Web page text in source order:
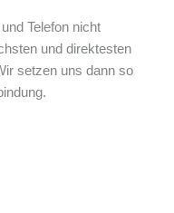
Telefon nicht
und direktesten
setzen uns dann so